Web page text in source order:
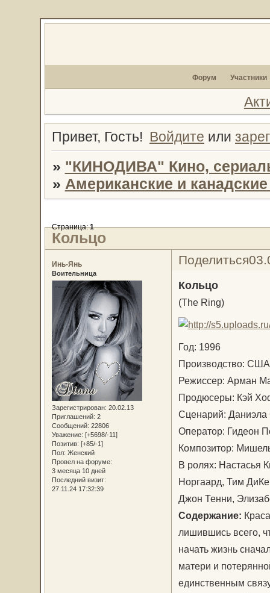
Форум Участники
Привет, Гость! Войдите или
» "КИНОДИВА" Кино,
» Американские и
Кольцо
Страница:1
Поделиться
Инь-Янь
Воительница
Зарегистрирован: 20.02.13
Приглашений: 2
Сообщений: 22806
Уважение: [+5698/-11]
Позитив: [+85/-1]
Пол: Женский
Провел на форуме:
3 месяца 10 дней
Последний визит:
27.11.24 17:32:39
Кольцо
(The Ring)
Год: 1996
Производство:
Режиссер: Арман
Продюсеры: Кэй
Сценарий:
Оператор: Гидеон
Композитор:
В ролях: Настасья
Норгаард, Тим
Джон Тенни,
Содержание:
лишившись всего,
начать жизнь
матери и
единственным